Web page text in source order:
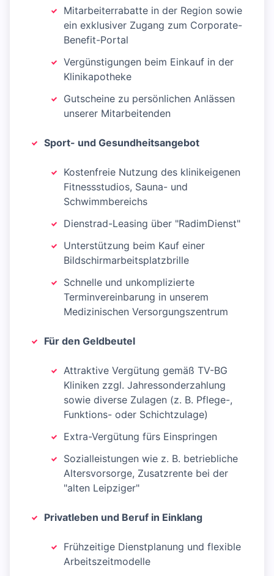
Mitarbeiterrabatte in der Region sowie
ein exklusiver Zugang zum Corporate-
Benefit-Portal
Vergünstigungen beim Einkauf in der
Klinikapotheke
Gutscheine zu persönlichen Anlässen
unserer Mitarbeitenden
Sport- und Gesundheitsangebot
Kostenfreie Nutzung des klinikeigenen
Fitnessstudios, Sauna- und
Schwimmbereichs
Dienstrad-Leasing über "RadimDienst"
Unterstützung beim Kauf einer
Bildschirmarbeitsplatzbrille
Schnelle und unkomplizierte
Terminvereinbarung in unserem
Medizinischen Versorgungszentrum
Für den Geldbeutel
Attraktive Vergütung gemäß TV-BG
Kliniken zzgl. Jahressonderzahlung
sowie diverse Zulagen (z. B. Pflege-,
Funktions- oder Schichtzulage)
Extra-Vergütung fürs Einspringen
Sozialleistungen wie z. B. betriebliche
Altersvorsorge, Zusatzrente bei der
"alten Leipziger"
Privatleben und Beruf in Einklang
Frühzeitige Dienstplanung und flexible
Arbeitszeitmodelle